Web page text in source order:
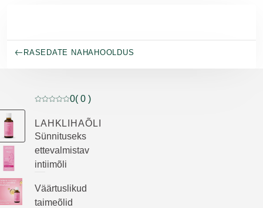
RASEDATE NAHAHOOLDUS
Praegune hinnang: 0 5-st tähest hinnanud 0 klienti
0( 0 )
LAHKLIHAÕLI
Sünnituseks
ettevalmistav
intiimõli
Väärtuslikud
taimeõlid